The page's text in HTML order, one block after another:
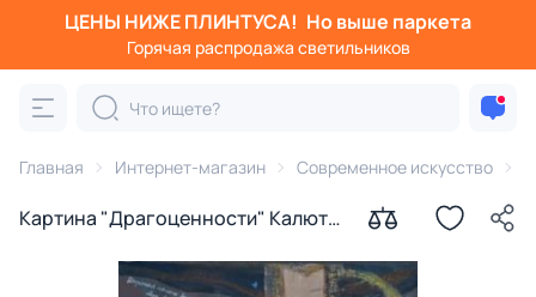
ЦЕНЫ НИЖЕ ПЛИНТУСА! Но выше паркета
Горячая распродажа светильников
Главная Интернет-магазин Современное искусство
Картина "Драгоценности" Калюта